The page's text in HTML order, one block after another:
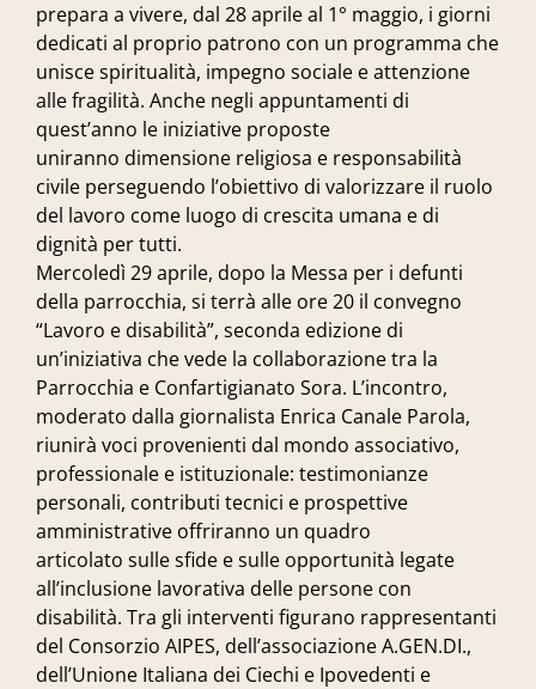
prepara a vivere, dal 28 aprile al 1° maggio, i giorni
dedicati al proprio patrono con un programma che
unisce spiritualità, impegno sociale e attenzione
alle fragilità. Anche negli appuntamenti di
quest’anno le iniziative proposte
uniranno dimensione religiosa e responsabilità
civile perseguendo l’obiettivo di valorizzare il ruolo
del lavoro come luogo di crescita umana e di
dignità per tutti.
Mercoledì 29 aprile, dopo la Messa per i defunti
della parrocchia, si terrà alle ore 20 il convegno
“Lavoro e disabilità”, seconda edizione di
un’iniziativa che vede la collaborazione tra la
Parrocchia e Confartigianato Sora. L’incontro,
moderato dalla giornalista Enrica Canale Parola,
riunirà voci provenienti dal mondo associativo,
professionale e istituzionale: testimonianze
personali, contributi tecnici e prospettive
amministrative offriranno un quadro
articolato sulle sfide e sulle opportunità legate
all’inclusione lavorativa delle persone con
disabilità. Tra gli interventi figurano rappresentanti
del Consorzio AIPES, dell’associazioneA.GEN.DI.,
dell’Unione Italiana dei Ciechi e Ipovedenti e